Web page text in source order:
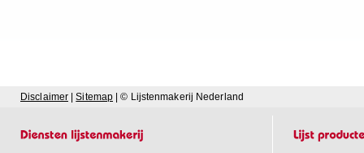
Disclaimer |Sitemap | © Lijstenmakerij Nederland